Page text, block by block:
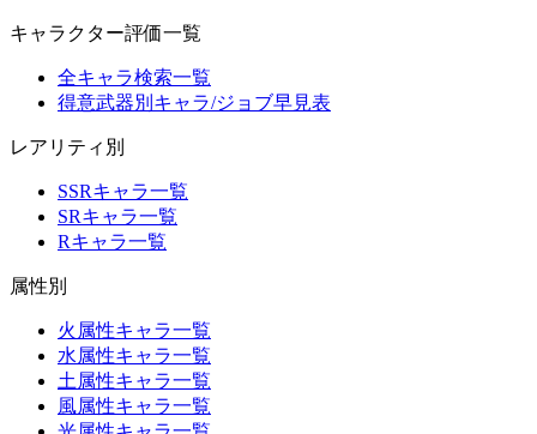
キャラクター評価一覧
全キャラ検索一覧
得意武器別キャラ/ジョブ早見表
レアリティ別
SSRキャラ一覧
SRキャラ一覧
Rキャラ一覧
属性別
火属性キャラ一覧
水属性キャラ一覧
土属性キャラ一覧
風属性キャラ一覧